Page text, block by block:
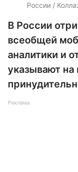
России /
В России
всеобщей
аналитики и
указывают на
Реклама